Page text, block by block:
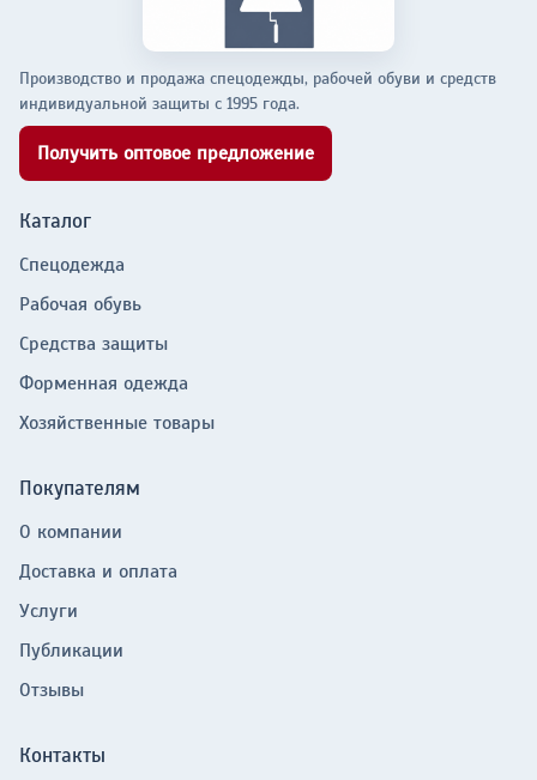
Производство и продажа спецодежды, рабочей обуви и средств
индивидуальной защиты с 1995 года.
Получить оптовое предложение
Каталог
Спецодежда
Рабочая обувь
Средства защиты
Форменная одежда
Хозяйственные товары
Покупателям
О компании
Доставка и оплата
Услуги
Публикации
Отзывы
Контакты